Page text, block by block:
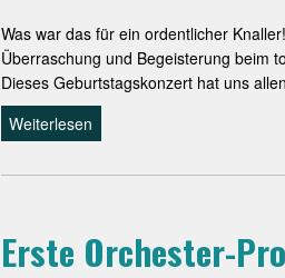
Was war das für ein ordentlicher
Überraschung und Begeisterung
Dieses Geburtstagskonzert hat uns
Weiterlesen
Erste Orchester-